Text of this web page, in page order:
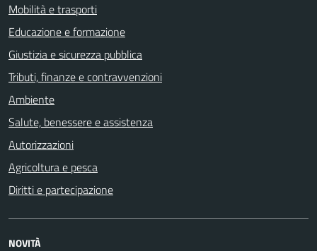
Mobilità e trasporti
Educazione e formazione
Giustizia e sicurezza pubblica
Tributi, finanze e contravvenzioni
Ambiente
Salute, benessere e assistenza
Autorizzazioni
Agricoltura e pesca
Diritti e partecipazione
NOVITÀ